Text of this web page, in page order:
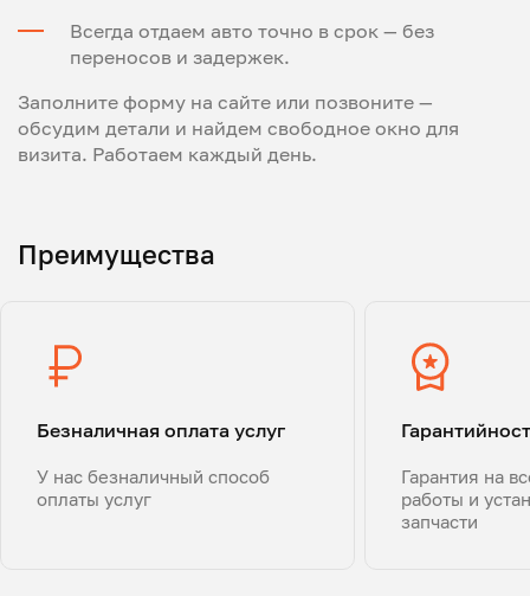
Всегда отдаем авто точно в срок — без
переносов и задержек.
Заполните форму на сайте или позвоните —
обсудим детали и найдем свободное окно для
визита. Работаем каждый день.
Преимущества
Безналичная оплата услуг
У нас безналичный способ
оплаты услуг
Гарантия на
работы и
запчасти